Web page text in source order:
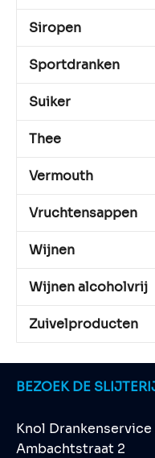
Siropen
Sportdranken
Suiker
Thee
Vermouth
Vruchtensappen
Wijnen
Wijnen alcoholvrij
Zuivelproducten
BEZOEK DE
Knol Drankenservice
Ambachtstraat 2